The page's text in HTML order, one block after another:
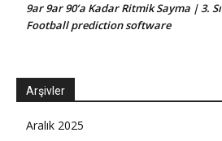
9ar 9ar 90’a Kadar Ritmik Sayma | 3.
Football prediction software
Arşivler
Aralık 2025